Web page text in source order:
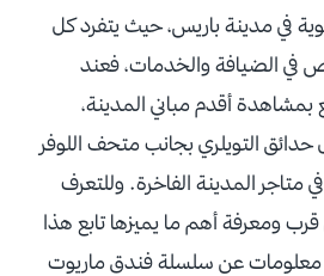
في مدينة باريس، حيث يتفرد كل
في الضيافة والخدمات، فعند
أقدم مباني المدينة،
التويلري بجانب متحف اللوفر
متاجر المدينة الفاخرة. وللتعرف
ومعرفة أهم ما يميزها تابع هذا
معلومات عن سلسلة فندق ماريوت